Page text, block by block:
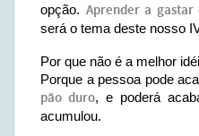
opção. Aprender a gastar
será o tema deste nosso
Por que não é a melhor
Porque a pessoa pode
pão duro, e poderá
acumulou.